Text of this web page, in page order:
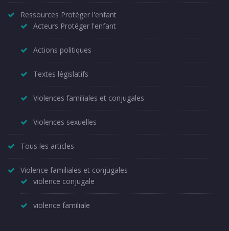
Ressources Protéger l'enfant
Acteurs Protéger l'enfant
Actions politiques
Textes législatifs
Violences familiales et conjugales
Violences sexuelles
Tous les articles
Violence familiales et conjugales
violence conjugale
violence familiale